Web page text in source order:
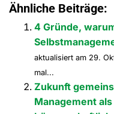
Ähnliche Beiträge:
4 Gründe,
aktualisiert am 29.
mal...
Zukunft
Management